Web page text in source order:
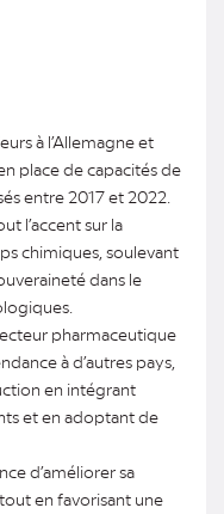
à l’Allemagne et
place de capacités de
entre 2017 et 2022.
l’accent sur la
chimiques, soulevant
dans le
pharmaceutique
à d’autres pays,
en intégrant
et en adoptant de
d’améliorer sa
en favorisant une